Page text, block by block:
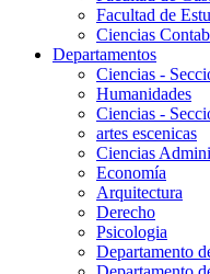
Facultad de
Ciencias
Departamentos
Ciencias -
Humanidades
Ciencias -
artes escenicas
Ciencias
Economía
Arquitectura
Derecho
Psicologia
Departamento